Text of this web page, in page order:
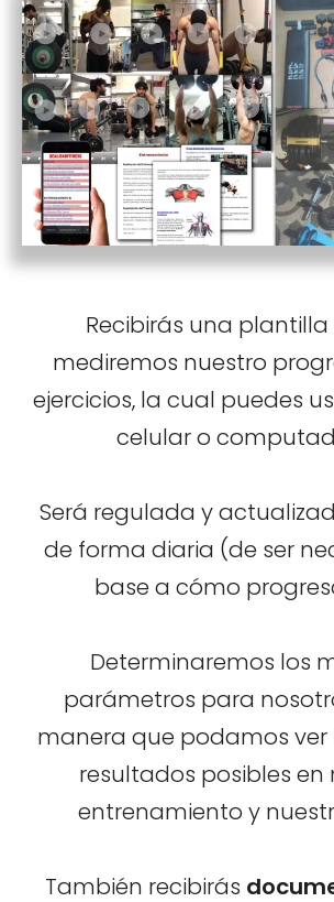
Recibirás una
mediremos nuestro
ejercicios, la cual puedes
celular o
Será regulada y
de forma diaria (de ser
base a cómo
Determinaremos los
parámetros para
manera que podamos ver
resultados posibles en
entrenamiento y
También recibirás